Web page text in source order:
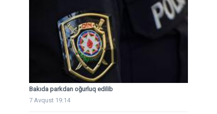
Bakıda parkdan oğurluq edilib
7 Avqust 19:14